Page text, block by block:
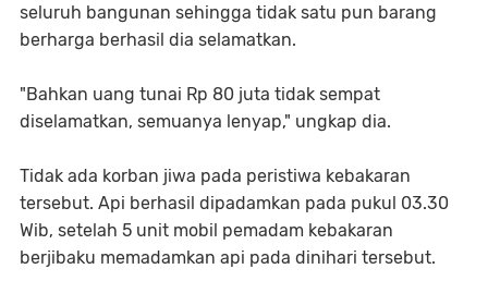
seluruh bangunan sehingga tidak satu pun barang
berharga berhasil dia selamatkan.
"Bahkan uang tunai Rp 80 juta tidak sempat
diselamatkan, semuanya lenyap," ungkap dia.
Tidak ada korban jiwa pada peristiwa kebakaran
tersebut. Api berhasil dipadamkan pada pukul 03.30
Wib, setelah 5 unit mobil pemadam kebakaran
berjibaku memadamkan api pada dinihari tersebut.